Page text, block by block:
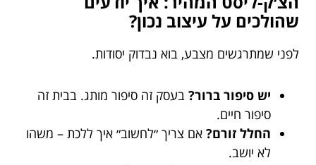
שהולכים על עיצוב נכון?
לפני שמתרגשים מצבע, בוא נבדוק יסודות.
יש סיפור ברור? בעסק זה סיפור מותג. בבית זה
סיפור חיים.
החלל זורם? אם צריך ״לחשוב״ איך ללכת – משהו
לא יושב.